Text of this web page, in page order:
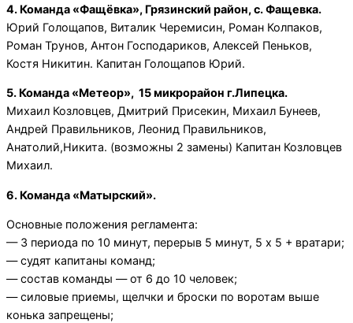
4. Команда «Фащёвка», Грязинский район, с. Фащевка.
Юрий Голощапов, Виталик Черемисин, Роман Колпаков,
Роман Трунов, Антон Господариков, Алексей Пеньков,
Костя Никитин. Капитан Голощапов Юрий.
5. Команда «Метеор», 15 микрорайон г.Липецка.
Михаил Козловцев, Дмитрий Присекин, Михаил Бунеев,
Андрей Правильников, Леонид Правильников,
Анатолий,Никита. (возможны 2 замены) Капитан Козловцев
Михаил.
6. Команда «Матырский».
Основные положения регламента:
— 3 периода по 10 минут, перерыв 5 минут, 5 х 5 + вратари;
— судят капитаны команд;
— состав команды — от 6 до 10 человек;
— силовые приемы, щелчки и броски по воротам выше
конька запрещены;